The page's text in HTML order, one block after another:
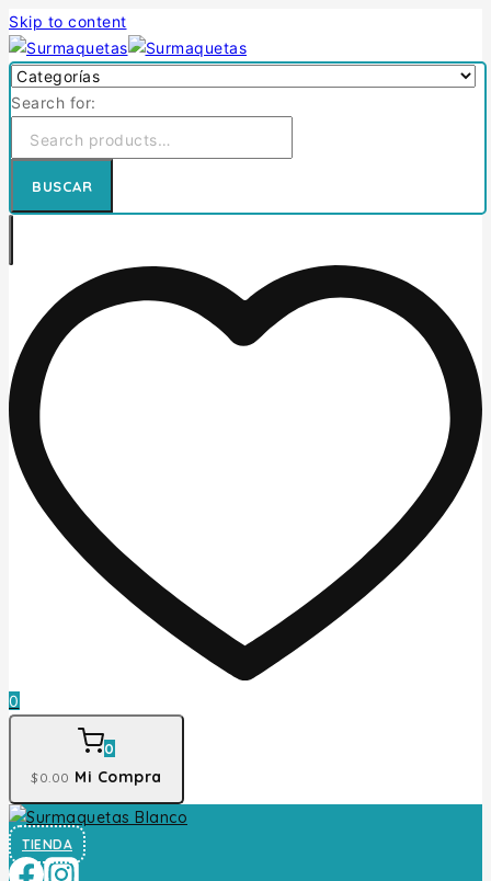
Skip to content
Search for:
BUSCAR
0
0
$0 .00 Mi Compra
TIENDA